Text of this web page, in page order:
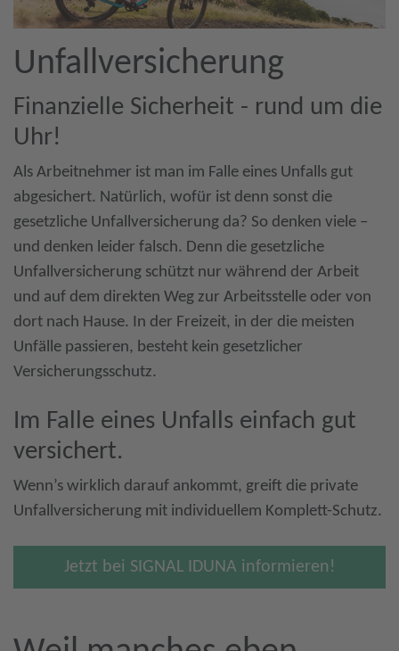
Unfallversicherung
Finanzielle Sicherheit - rund um die
Uhr!
Als Arbeitnehmer ist man im Falle eines Unfalls gut
abgesichert. Natürlich, wofür ist denn sonst die
gesetzliche Unfallversicherung da? So denken viele –
und denken leider falsch. Denn die gesetzliche
Unfallversicherung schützt nur während der Arbeit
und auf dem direkten Weg zur Arbeitsstelle oder von
dort nach Hause. In der Freizeit, in der die meisten
Unfälle passieren, besteht kein gesetzlicher
Versicherungsschutz.
Im Falle eines Unfalls einfach gut
versichert.
Wenn’s wirklich darauf ankommt, greift die private
Unfallversicherung mit individuellem Komplett-Schutz.
Jetzt bei SIGNAL IDUNA informieren!